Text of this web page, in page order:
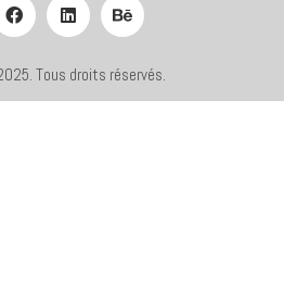
Tous droits réservés.